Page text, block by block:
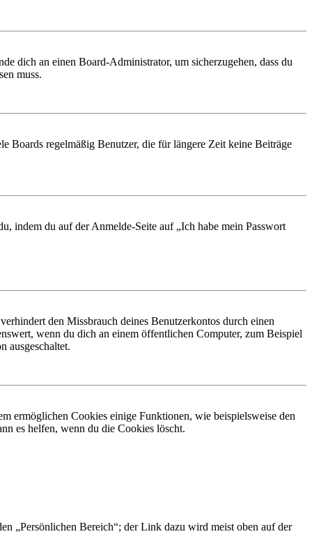
dich an einen Board-Administrator, um sicherzugehen, dass du
muss.
Boards regelmäßig Benutzer, die für längere Zeit keine Beiträge
indem du auf der Anmelde-Seite auf „Ich habe mein Passwort
den Missbrauch deines Benutzerkontos durch einen
wenn du dich an einem öffentlichen Computer, zum Beispiel
ausgeschaltet.
ermöglichen Cookies einige Funktionen, wie beispielsweise den
es helfen, wenn du die Cookies löscht.
„Persönlichen Bereich“; der Link dazu wird meist oben auf der